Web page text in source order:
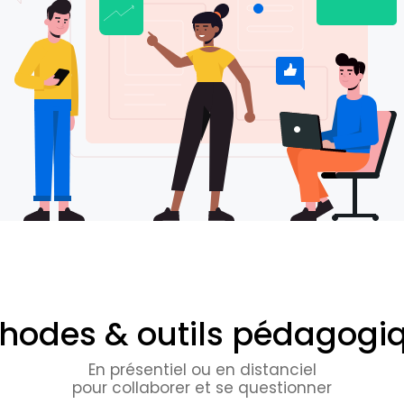
& outils
En présentiel ou en distanciel
pour collaborer et se questionner